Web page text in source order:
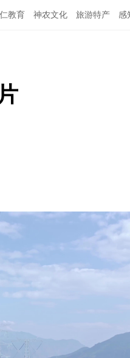
教育 神农文化 旅游特产 感